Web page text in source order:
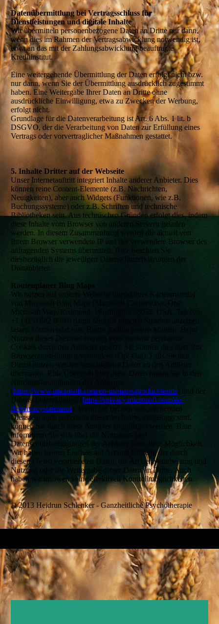
Datenübermittlung bei Vertragsschluss für
Dienstleistungen und digitale Inhalte
Wir übermitteln personenbezogene Daten an Dritte nur dann,
wenn dies im Rahmen der Vertragsabwicklung notwendig ist,
etwa an das mit der Zahlungsabwicklung beauftragte
Kreditinstitut.
Eine weitergehende Übermittlung der Daten erfolgt nicht bzw.
nur dann, wenn Sie der Übermittlung ausdrücklich zugestimmt
haben. Eine Weitergabe Ihrer Daten an Dritte ohne
ausdrückliche Einwilligung, etwa zu Zwecken der Werbung,
erfolgt nicht.
Grundlage für die Datenverarbeitung ist Art. 6 Abs. 1 lit. b
DSGVO, der die Verarbeitung von Daten zur Erfüllung eines
Vertrags oder vorvertraglicher Maßnahmen gestattet.
5. Inhalte Dritter auf der Webseite
Unser Internetauftritt integriert Inhalte anderer Anbieter. Dies
können reine Content-Elemente (z.B. Nachrichten,
Neuigkeiten), aber auch Widgets (Funktionen, wie z.B.
Buchungssysteme) oder z.B. Schriften und technische
Bibliotheken sein. Aus technischen Gründen erfolgt dies, indem
diese Inhalte vom Browser von anderen Servern geladen
werden. In diesem Zusammenhang werden die aktuell von
Ihrem Browser verwendete IP und der verwendete Browser des
anfragenden Systems übermittelt. Bitte beachten Sie
diesbezüglich die jeweiligen Datenschutzerklärungen der
Drittanbieter.
Routenplaner Bing Maps
Wir nutzen auf unserer Webseite interaktives Kartenmaterial
von Microsoft Bing Maps (Microsoft Corporation, One
Microsoft Way, Redmond, Washington 98052, USA. Telefon:
+1 (425) 882 8080) damit Sie sich unseren Standort anzeigen
lassen können oder eine Route dorthin planen können. Beim
Nutzen dieses Dienstes werden verschiedene persistente
Cookies durch den Anbieter gesetzt. Sie können dies über Ihre
Browsereinstellungen verhindern (Opt-Out). Falls Sie den
Dienst nutzen werden verschiedene Daten an den Anbieter
übertragen. Eine Übersicht über diese Daten finden Sie in den
Nutzungsbedingungen des Anbieters
(https://www.microsoft.com/en-us/maps/product/terms ) und der
Datenschutzerklärung (https://privacy.microsoft.com/de-
de/privacystatement ). Wenn Sie bei den entsprechenden
Diensten, auch außerhalb dieser Webseite, eingeloggt sind,
können Sie durch diese Anbieter identifiziert werden. Bitte
informieren Sie sich über die Nutzungs- und
Datenschutzbedingungen der Anbieter über diese Möglichkeit.
Wir haben keinen Einfluss auf Art und Umfang der durch
diesen Dienst verarbeiteten Daten, die Art der Verarbeitung und
Nutzung oder die Weitergabe dieser Daten an Dritte. Auch
haben wir insoweit keine effektiven Kontrollmöglichkeiten.
© 2013 Heidrun Schlenker - Ganzheitliche Psychotherapie